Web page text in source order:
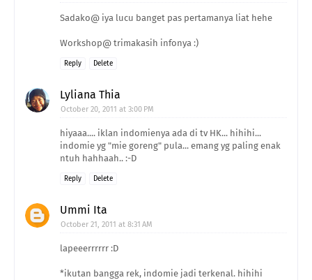
Sadako@ iya lucu banget pas pertamanya liat hehe
Workshop@ trimakasih infonya :)
Reply Delete
Lyliana Thia
October 20, 2011 at 3:00 PM
hiyaaa.... iklan indomienya ada di tv HK... hihihi...
indomie yg "mie goreng" pula... emang yg paling enak
ntuh hahhaah.. :-D
Reply Delete
Ummi Ita
October 21, 2011 at 8:31 AM
lapeeerrrrrr :D
*ikutan bangga rek, indomie jadi terkenal. hihihi